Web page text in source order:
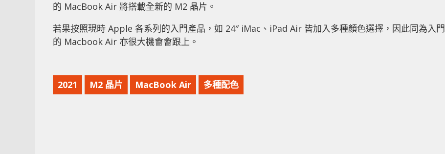
的 MacBook Air 將搭載全新的 M2 晶片。
若果按照現時 Apple 各系列的入門產品，如 24″ iMac、iPad Air 皆加入多種顏色選擇，因此同為入門
的 Macbook Air 亦很大機會會跟上。
2021 M2 晶片 MacBook Air 多種配色